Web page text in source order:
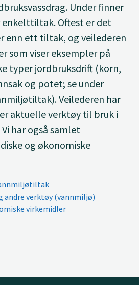
Under finner
Oftest er det
enn ett tiltak, og veilederen
som viser eksempler på
typer jordbruksdrift (korn,
og potet; se under
Veilederen har
aktuelle verktøy til bruk i
har også samlet
og økonomiske
andre verktøy (vannmiljø)
virkemidler